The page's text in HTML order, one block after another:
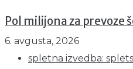
Pol milijona za prevoze
6. avgusta, 2026
spletna izvedba: